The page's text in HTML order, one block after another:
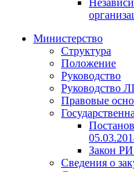
Министерство
Структура
Положение
Руководство
Руководство
Правовые
Закон РИ
Сведения о